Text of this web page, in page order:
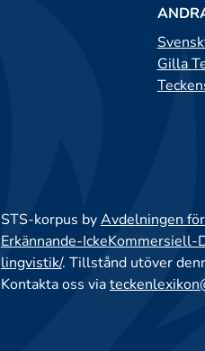
Gilla
STS-korpus byAvdelningen
Erkännande-
lingvistik/. Tillstånd utöver
Kontakta oss via